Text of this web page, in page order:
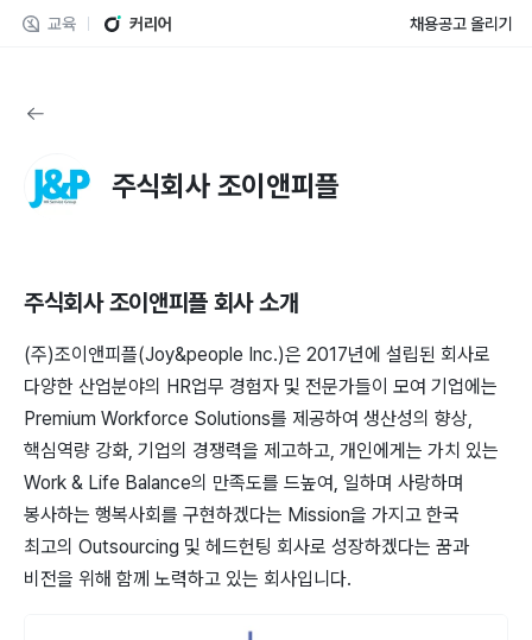
교육 커리어 채용공고 올리기
주식회사 조이앤피플
주식회사 조이앤피플 회사 소개
(주)조이앤피플(Joy&people Inc.)은 2017년에 설립된 회사로
다양한 산업분야의 HR업무 경험자 및 전문가들이 모여 기업에는
Premium Workforce Solutions를 제공하여 생산성의 향상,
핵심역량 강화, 기업의 경쟁력을 제고하고, 개인에게는 가치 있는
Work & Life Balance의 만족도를 드높여, 일하며 사랑하며
봉사하는 행복사회를 구현하겠다는 Mission을 가지고 한국
최고의 Outsourcing 및 헤드헌팅 회사로 성장하겠다는 꿈과
비전을 위해 함께 노력하고 있는 회사입니다.